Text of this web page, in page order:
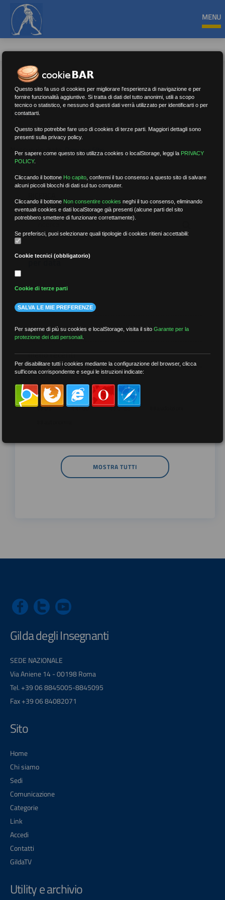
MENU
RSU
Nessun risultato.Rimuovi filtri
per data
più recenti
meno recenti
per tag
##DS ##FGU ##Gilda
MOSTRA TUTTI
Gilda degli Insegnanti
SEDE NAZIONALE
Via Aniene 14 - 00198 Roma
Tel. +39 06 8845005-8845095
Fax +39 06 84082071
Sito
Home
Chi siamo
Sedi
Comunicazione
Categorie
Link
Accedi
Contatti
GildaTV
Utility e archivio
Questo sito fa uso di cookies per migliorare l'esperienza di navigazione e per
fornire funzionalità aggiuntive. Si tratta di dati del tutto anonimi, utili a scopo
tecnico o statistico, e nessuno di questi dati verrà utilizzato per identificarti o per
contattarti.
Questo sito potrebbe fare uso di cookies di terze parti. Maggiori dettagli sono
presenti sulla privacy policy.
Per sapere come questo sito utilizza cookies o localStorage, leggi la PRIVACY
POLICY.
Cliccando il bottone Ho capito ,confermi il tuo consenso a questo sito di salvare
alcuni piccoli blocchi di dati sul tuo computer.
Cliccando il bottone Non consentire cookies neghi il tuo consenso, eliminando
eventuali cookies e dati localStorage già presenti (alcune parti del sito
potrebbero smettere di funzionare correttamente).
Se preferisci, puoi selezionare quali tipologie di cookies ritieni accettabili:
Cookie tecnici (obbligatorio)
Cookie di terze parti
SALVA LE MIE PREFERENZE
Per saperne di più su cookies e localStorage, visita il sitoGarante per la
protezione dei dati personali
Per disabilitare tutti i cookies mediante la configurazione del browser, clicca
sull'icona corrispondente e segui le istruzioni indicate: